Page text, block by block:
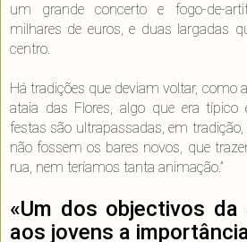
um grande concerto e fogo-de-
milhares de euros, e duas largadas
centro.
Há tradições que deviam voltar, como
ataia das Flores, algo que era
festas são ultrapassadas, em tradição,
não fossem os bares novos, que
rua, nem teríamos tanta animação.”
«Um dos objectivos
aos jovens a